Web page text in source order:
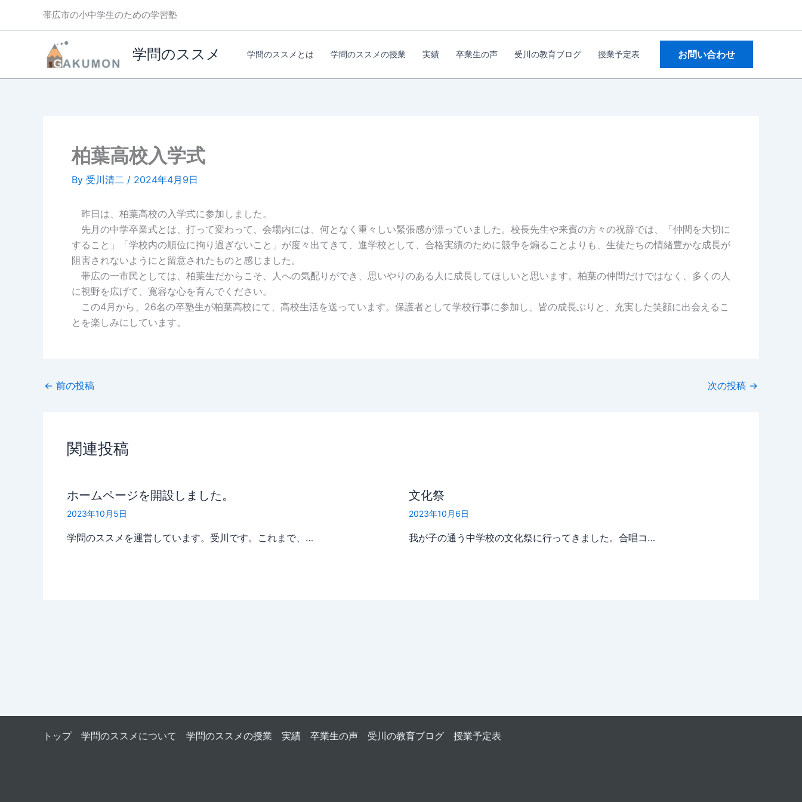
帯広市の小中学生のための学習塾
学問のススメ 学問のススメとは 学問のススメの授業 実績 卒業生の声 受川の教育ブログ 授業予定表 お問い合わせ
柏葉高校入学式
By 受川清二 / 2024年4月9日
昨日は、柏葉高校の入学式に参加しました。
先月の中学卒業式とは、打って変わって、会場内には、何となく重々しい緊張感が漂っていました。校長先生や来賓の方々の祝辞では、「仲間を大切に
すること」「学校内の順位に拘り過ぎないこと」が度々出てきて、進学校として、合格実績のために競争を煽ることよりも、生徒たちの情緒豊かな成長が
阻害されないようにと留意されたものと感じました。
帯広の一市民としては、柏葉生だからこそ、人への気配りができ、思いやりのある人に成長してほしいと思います。柏葉の仲間だけではなく、多くの人
に視野を広げて、寛容な心を育んでください。
この4月から、26名の卒塾生が柏葉高校にて、高校生活を送っています。保護者として学校行事に参加し、皆の成長ぶりと、充実した笑顔に出会えるこ
とを楽しみにしています。
← 前の投稿 次の投稿 →
関連投稿
ホームページを開設しました。
2023年10月5日
学問のススメを運営しています。受川です。これまで、…
文化祭
2023年10月6日
我が子の通う中学校の文化祭に行ってきました。合唱コ…
トップ 学問のススメについて 学問のススメの授業 実績 卒業生の声 受川の教育ブログ 授業予定表